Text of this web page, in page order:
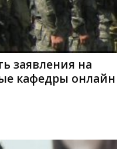
заявления на
кафедры онлайн